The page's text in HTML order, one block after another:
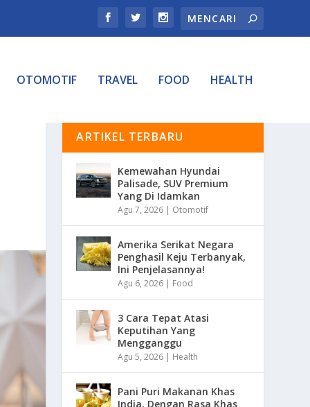
OTOMOTIF TRAVEL FOOD HEALTH
ARTIKEL TERBARU
Kemewahan Hyundai
Palisade, SUV Premium
Yang Di Idamkan
Agu 7, 2026 | Otomotif
Amerika Serikat Negara
Penghasil Keju Terbanyak,
Ini Penjelasannya!
Agu 6, 2026 | Food
3 Cara Tepat Atasi
Keputihan Yang
Mengganggu
Agu 5, 2026 | Health
Pani Puri Makanan Khas
India, Dengan Rasa Khas